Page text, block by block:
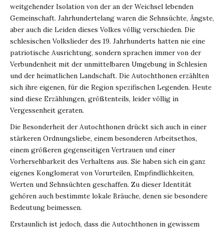
weitgehender Isolation von der an der Weichsel lebenden
Gemeinschaft. Jahrhundertelang waren die Sehnsüchte, Ängste,
aber auch die Leiden dieses Volkes völlig verschieden. Die
schlesischen Volkslieder des 19. Jahrhunderts hatten nie eine
patriotische Ausrichtung, sondern sprachen immer von der
Verbundenheit mit der unmittelbaren Umgebung in Schlesien
und der heimatlichen Landschaft. Die Autochthonen erzählten
sich ihre eigenen, für die Region spezifischen Legenden. Heute
sind diese Erzählungen, größtenteils, leider völlig in
Vergessenheit geraten.
Die Besonderheit der Autochthonen drückt sich auch in einer
stärkeren Ordnungsliebe, einem besonderen Arbeitsethos,
einem größeren gegenseitigen Vertrauen und einer
Vorhersehbarkeit des Verhaltens aus. Sie haben sich ein ganz
eigenes Konglomerat von Vorurteilen, Empfindlichkeiten,
Werten und Sehnsüchten geschaffen. Zu dieser Identität
gehören auch bestimmte lokale Bräuche, denen sie besondere
Bedeutung beimessen.
Erstaunlich ist jedoch, dass die Autochthonen in gewissem